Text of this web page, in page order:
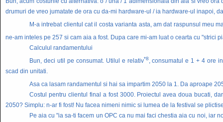
drumuri de vreo jumatate de ora cu da-mi hardware-ul / ia hardware-ul inapoi,
M-a intrebat clientul cat il costa varianta asta, am dat raspunsul meu
ne-am inteles pe 257 si cam aia a fost. Dupa care mi-am luat o cearta cu "strici
Calculul randamentului
Bun, deci util pe consumat. Utilul e relativ*8, consumatul e 1 + 4 ore
scad din unitati.
Asa ca lasam randamentul si hai sa impartim 2050 la 1. Da aproape
Costul pentru clientul final a fost 3000. Proiectul avea doua bucati,
2050? Simplu: n-ar fi fost! Nu facea nimeni nimic si lumea de la festival se
Pe aia cu "ia sa-ti facem un OPC ca nu mai faci chestia aia cu noi, iar